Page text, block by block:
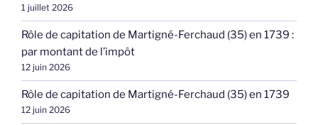
1 juillet 2026
Rôle de capitation de Martigné-Ferchaud (35) en 1739 :
par montant de l’impôt
12 juin 2026
Rôle de capitation de Martigné-Ferchaud (35) en 1739
12 juin 2026